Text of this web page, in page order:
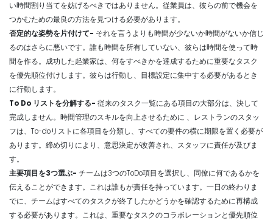
い時間割り当てを妨げるべきではありません。従業員は、彼らの前で機会を
つかむための最良の方法を見つける必要があります。
否定的な姿勢を片付けて- それを言うよりも時間が少ないか時間がないか信じ
るのはさらに悪いです。誰も時間を所有していない、彼らは時間を使って時
間を作る。成功した起業家は、何をすべきかを達成するために重要なタスク
を優先順位付けします。彼らは行動し、目標設定に集中する必要があるとき
に行動します。
To Do リストを分解する- 従来のタスク一覧にある項目の大部分は、決して
完成しません。 時間管理のスキルを向上させるために 、レストランのスタッ
フは、To-doリストに各項目を分類し、すべての要件の横に期限を置く必要が
あります。締め切りにより、意思決定が改善され、スタッフに責任が及びま
す。
主要項目を3つ選ぶ- チームは3つのToDo項目を選択し、同僚に何であるかを
伝えることができます。これは誰もが責任を持っています。一日の終わりま
でに、チームはすべてのタスクが終了したかどうかを確認するために再構成
する必要があります。これは、重要なタスクのコラボレーションと優先順位